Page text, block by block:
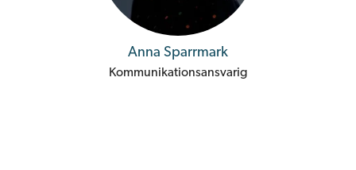
Anna Sparrmark
Kommunikationsansvarig